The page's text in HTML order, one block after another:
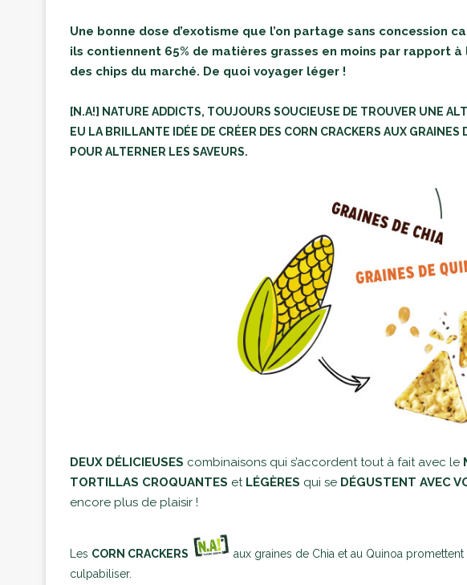
Une bonne dose d’exotisme que l’on partage sans concession
ils contiennent 65% de matières grasses en moins par rapport
des chips du marché. De quoi voyager léger !
[N.A!] NATURE ADDICTS, TOUJOURS SOUCIEUSE DE TROUVER UNE
EU LA BRILLANTE IDÉE DE CRÉER DES CORN CRACKERS AUX
POUR ALTERNER LES SAVEURS.
DEUX DÉLICIEUSES combinaisons qui s’accordent tout à fait avec le
TORTILLAS CROQUANTES et LÉGÈRES qui se DÉGUSTENT AVEC
encore plus de plaisir !
Les CORN CRACKERS
aux graines de Chia et au Quinoa
culpabiliser.